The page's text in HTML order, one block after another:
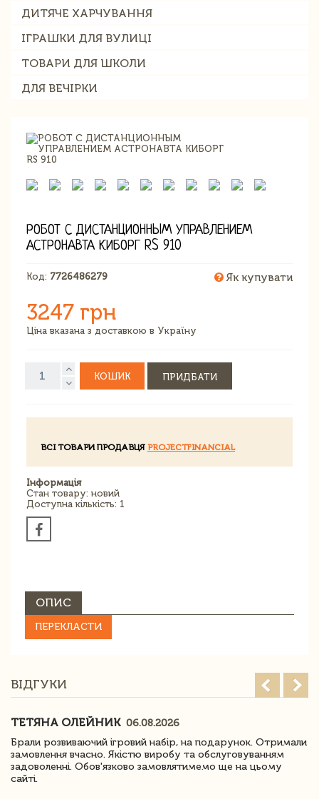
ДИТЯЧЕ ХАРЧУВАННЯ
ІГРАШКИ ДЛЯ ВУЛИЦІ
ТОВАРИ ДЛЯ ШКОЛИ
ДЛЯ ВЕЧІРКИ
РОБОТ С ДИСТАНЦИОННЫМ УПРАВЛЕНИЕМ
АСТРОНАВТА КИБОРГ RS 910
Код: 7726486279 Як купувати
3247 грн
Ціна вказана з доставкою в Україну
КОШИК ПРИДБАТИ
ВСІ ТОВАРИ ПРОДАВЦЯ PROJECTFINANCIAL
Інформація
Стан товару: новий
Доступна кількість: 1
ОПИС
ПЕРЕКЛАСТИ
ВІДГУКИ
ТЕТЯНА ОЛЕЙНИК 06.08.2026
Брали розвиваючий ігровий набір, на подарунок. Отримали
замовлення вчасно. Якістю виробу та обслуговуванням
задоволенні. Обов'язково замовлятимемо ще на цьому
сайті.